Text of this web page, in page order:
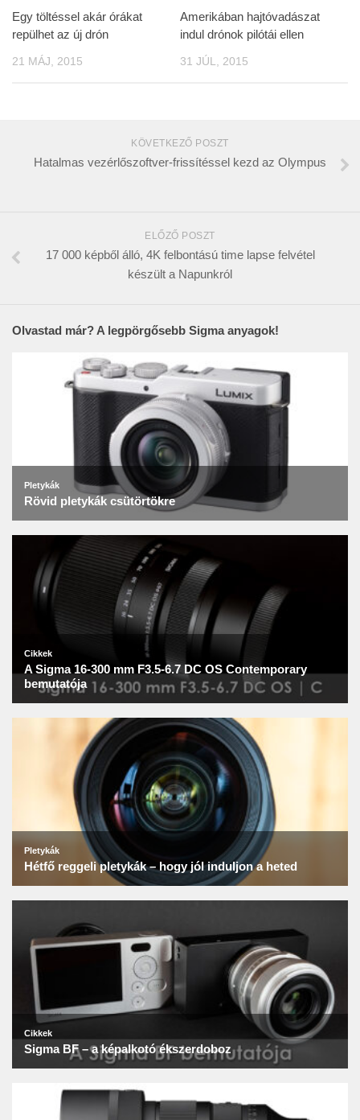
Egy töltéssel akár órákat
repülhet az új drón
21 MÁJ, 2015
Amerikában hajtóvadászat
indul drónok pilótái ellen
31 JÚL, 2015
KÖVETKEZŐ POSZT
Hatalmas vezérlőszoftver-frissítéssel kezd az Olympus
ELŐZŐ POSZT
17 000 képből álló, 4K felbontású time lapse felvétel
készült a Napunkról
Olvastad már? A legpörgősebb Sigma anyagok!